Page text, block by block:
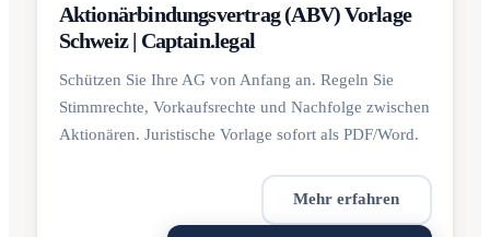
Aktionärbindungsvertrag (ABV) Vorlage
Schweiz | Captain.legal
Schützen Sie Ihre AG von Anfang an. Regeln Sie
Stimmrechte, Vorkaufsrechte und Nachfolge zwischen
Aktionären. Juristische Vorlage sofort als PDF/Word.
Mehr erfahren